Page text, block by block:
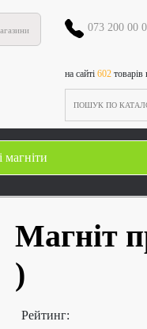
073 200 00
на сайті 602 товарів
магніти
Магніт
)
Рейтинг: